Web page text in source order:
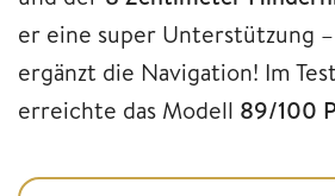
er eine super Unterstützung
ergänzt die Navigation! Im
erreichte das Modell 89/100